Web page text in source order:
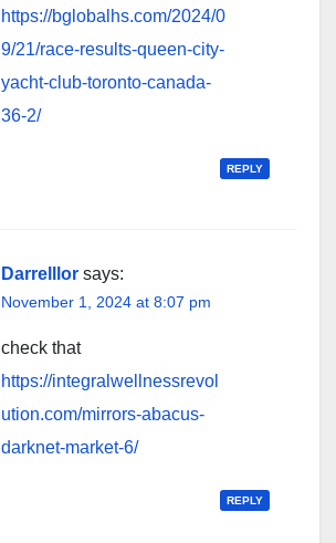
https://bglobalhs.com/2024/0
9/21/race-results-queen-city-
yacht-club-toronto-canada-
36-2/
REPLY
Darrelllor says:
November 1, 2024 at 8:07 pm
check that
https://integralwellnessrevol
ution.com/mirrors-abacus-
darknet-market-6/
REPLY